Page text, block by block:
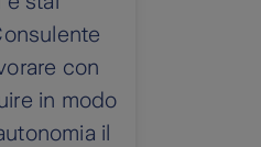
con
in modo
il